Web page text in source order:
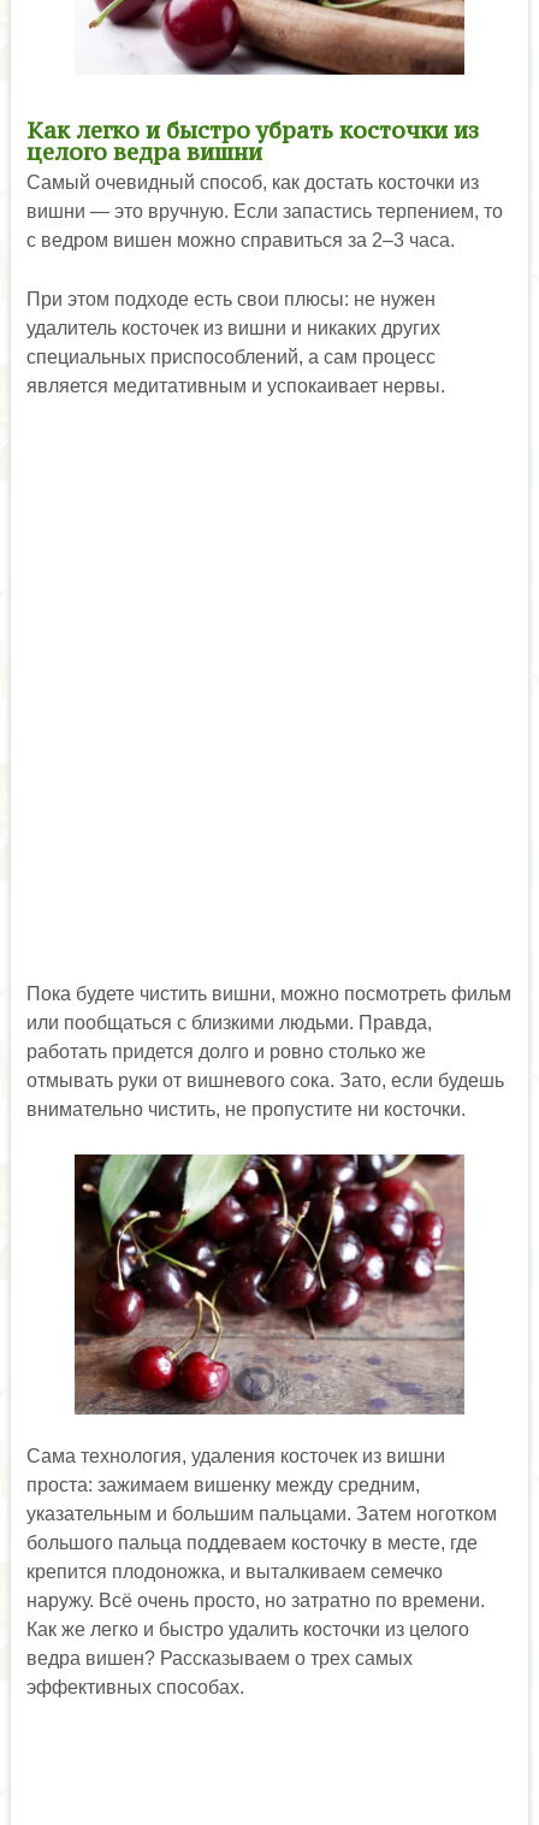
Как легко и быстро убрать косточки из
целого ведра вишни
Самый очевидный способ, как достать косточки из
вишни — это вручную. Если запастись терпением, то
с ведром вишен можно справиться за 2–3 часа.
При этом подходе есть свои плюсы: не нужен
удалитель косточек из вишни и никаких других
специальных приспособлений, а сам процесс
является медитативным и успокаивает нервы.
Пока будете чистить вишни, можно посмотреть фильм
или пообщаться с близкими людьми. Правда,
работать придется долго и ровно столько же
отмывать руки от вишневого сока. Зато, если будешь
внимательно чистить, не пропустите ни косточки.
Сама технология, удаления косточек из вишни
проста: зажимаем вишенку между средним,
указательным и большим пальцами. Затем ноготком
большого пальца поддеваем косточку в месте, где
крепится плодоножка, и выталкиваем семечко
наружу. Всё очень просто, но затратно по времени.
Как же легко и быстро удалить косточки из целого
ведра вишен? Рассказываем о трех самых
эффективных способах.